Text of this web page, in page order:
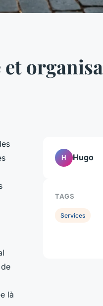
et
là
H Hugo
TAGS
Services